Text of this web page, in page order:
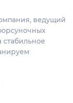
ведущий